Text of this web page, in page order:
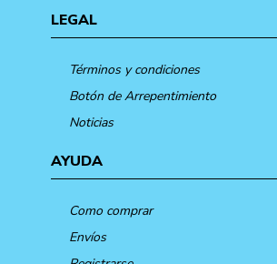
LEGAL
Términos y condiciones
Botón de Arrepentimiento
Noticias
AYUDA
Como comprar
Envíos